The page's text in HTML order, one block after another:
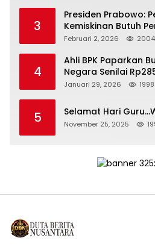
3
Presiden Prabowo:
Kemiskinan Butuh
Kepemimpinan
Februari 2, 2026
4
Ahli BPK Paparkan
Negara Senilai
Persidangan Korupsi
Januari 29, 2026
5 Selamat Hari
November 25, 2025